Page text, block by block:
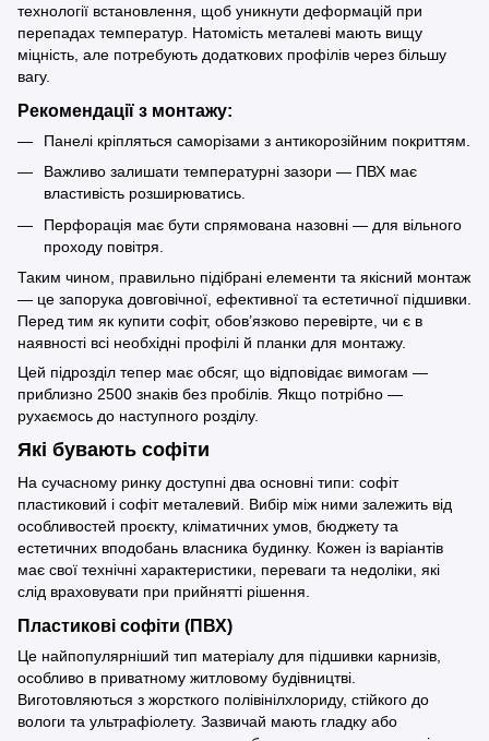
технології встановлення, щоб уникнути деформацій при
перепадах температур. Натомість металеві мають вищу
міцність, але потребують додаткових профілів через більшу
вагу.
Рекомендації з монтажу:
Панелі кріпляться саморізами з антикорозійним покриттям.
Важливо залишати температурні зазори — ПВХ має
властивість розширюватись.
Перфорація має бути спрямована назовні — для вільного
проходу повітря.
Таким чином, правильно підібрані елементи та якісний монтаж
— це запорука довговічної, ефективної та естетичної підшивки.
Перед тим як купити софіт, обов’язково перевірте, чи є в
наявності всі необхідні профілі й планки для монтажу.
Цей підрозділ тепер має обсяг, що відповідає вимогам —
приблизно 2500 знаків без пробілів. Якщо потрібно —
рухаємось до наступного розділу.
Які бувають софіти
На сучасному ринку доступні два основні типи: софіт
пластиковий і софіт металевий. Вибір між ними залежить від
особливостей проєкту, кліматичних умов, бюджету та
естетичних вподобань власника будинку. Кожен із варіантів
має свої технічні характеристики, переваги та недоліки, які
слід враховувати при прийнятті рішення.
Пластикові софіти (ПВХ)
Це найпопулярніший тип матеріалу для підшивки карнизів,
особливо в приватному житловому будівництві.
Виготовляються з жорсткого полівінілхлориду, стійкого до
вологи та ультрафіолету. Зазвичай мають гладку або